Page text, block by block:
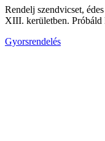
Rendelj szendvicset,
XIII. kerületben. Próbáld
Gyorsrendelés